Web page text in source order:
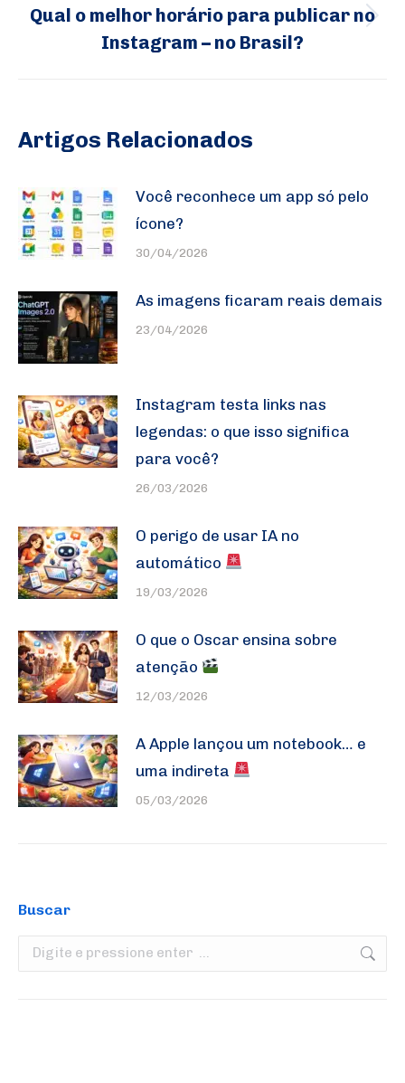
Próximo
Qual o melhor horário para publicar no
Instagram – no Brasil?
Artigos Relacionados
Você reconhece um app só pelo
ícone?
30/04/2026
As imagens ficaram reais demais
23/04/2026
Instagram testa links nas
legendas: o que isso significa
para você?
26/03/2026
O perigo de usar IA no
automático
19/03/2026
O que o Oscar ensina sobre
atenção
12/03/2026
A Apple lançou um notebook… e
uma indireta
05/03/2026
Buscar
Search: